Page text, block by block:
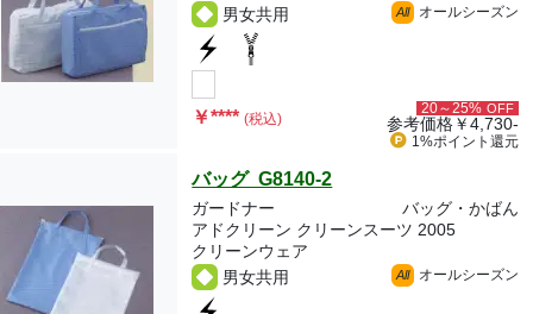
男女共用
All オールシーズン
￥**** (税込)
20～25% OFF
参考価格￥4,730-
1%ポイント 還元
バッグ G8140-2
ガードナー
バッグ・かばん
アドクリーン クリーンスーツ 2005
クリーンウェア
男女共用
All オールシーズン